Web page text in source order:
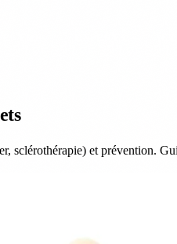
sclérothérapie) et prévention.